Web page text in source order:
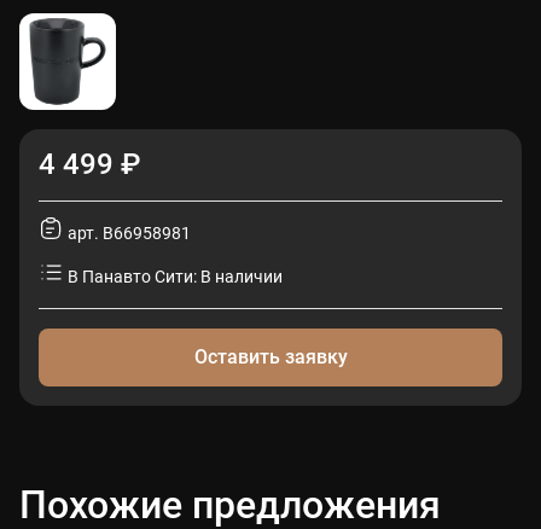
4 499 ₽
арт. B66958981
В Панавто Сити: В наличии
Оставить заявку
Похожие предложения